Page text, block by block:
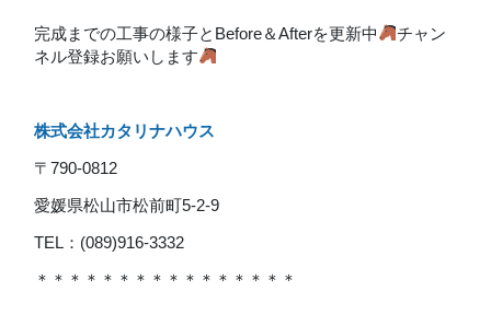
完成までの工事の様子とBefore＆Afterを更新中
チャン
ネル登録お願いします
株式会社カタリナハウス
〒790-0812
愛媛県松山市松前町5-2-9
TEL：(089)916-3332
＊＊＊＊＊＊＊＊＊＊＊＊＊＊＊＊